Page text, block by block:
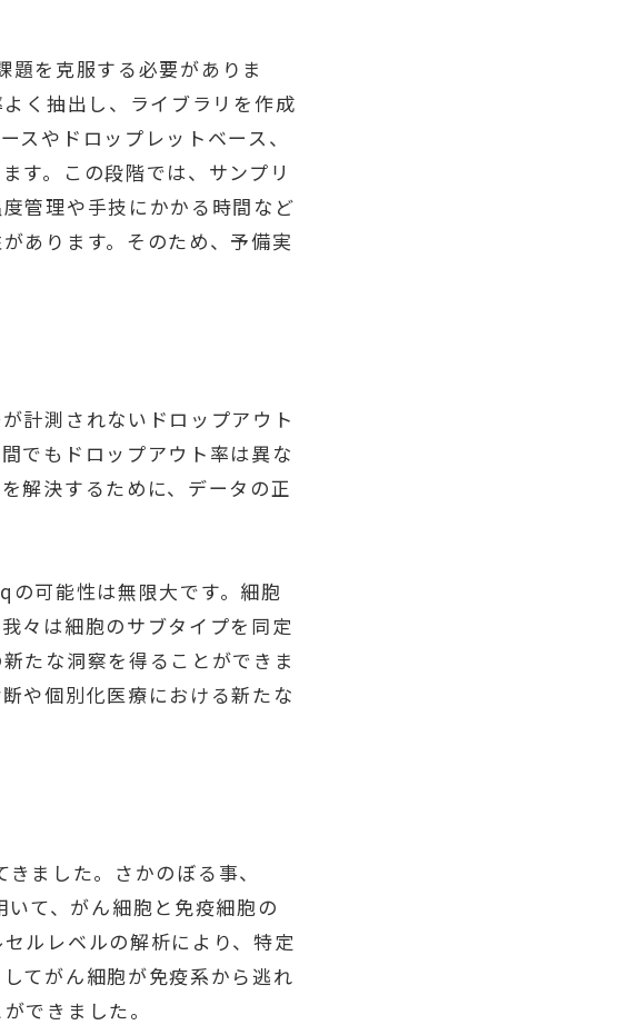
を克服する必要がありま
く抽出し、ライブラリを作成
スやドロップレットベース、
す。この段階では、サンプリ
管理や手技にかかる時間など
あります。そのため、予備実
計測されないドロップアウト
でもドロップアウト率は異な
解決するために、データの正
可能性は無限大です。細胞
々は細胞のサブタイプを同定
たな洞察を得ることができま
や個別化医療における新たな
ました。さかのぼる事、
て、がん細胞と免疫細胞の
ルレベルの解析により、特定
てがん細胞が免疫系から逃れ
できました。